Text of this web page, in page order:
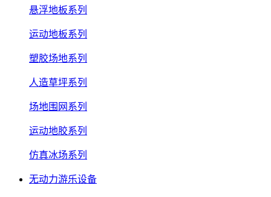
悬浮地板系列
运动地板系列
塑胶场地系列
人造草坪系列
场地围网系列
运动地胶系列
仿真冰场系列
无动力游乐设备